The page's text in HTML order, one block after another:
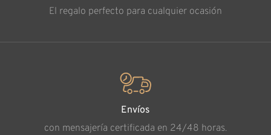
El regalo perfecto para cualquier ocasión
Envíos
con mensajería certificada en 24/48 horas.